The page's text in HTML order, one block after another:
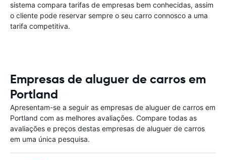
sistema compara tarifas de empresas bem conhecidas, assim
o cliente pode reservar sempre o seu carro connosco a uma
tarifa competitiva.
Empresas de aluguer de carros em
Portland
Apresentam-se a seguir as empresas de aluguer de carros em
Portland com as melhores avaliações. Compare todas as
avaliações e preços destas empresas de aluguer de carros
em uma única pesquisa.